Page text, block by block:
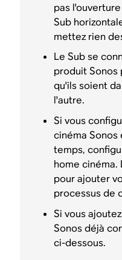
pas
Sub
mettez rien
Le Sub se
produit Sonos
qu'ils soient
l'autre.
Si vous
cinéma Sonos
temps,
home cinéma.
pour ajouter
processus de
Si vous
Sonos déjà
ci-dessous.